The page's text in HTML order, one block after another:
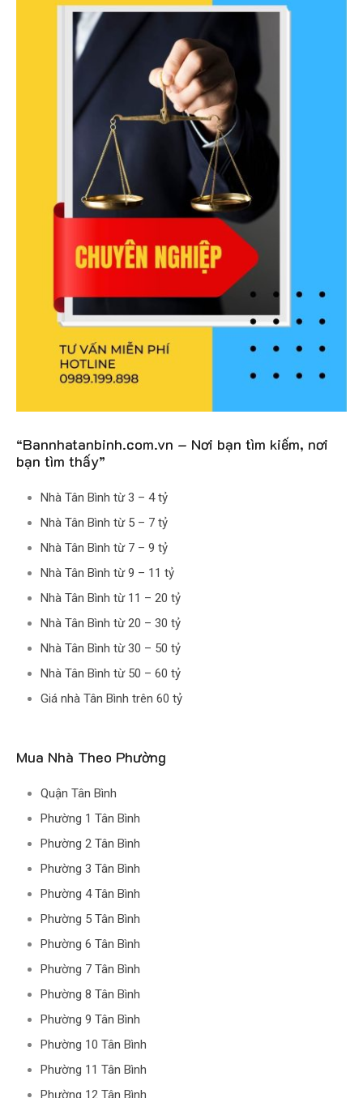
“Bannhatanbinh.com.vn – Nơi bạn tìm kiếm, nơi
bạn tìm thấy”
Nhà Tân Bình từ 3 – 4 tỷ
Nhà Tân Bình từ 5 – 7 tỷ
Nhà Tân Bình từ 7 – 9 tỷ
Nhà Tân Bình từ 9 – 11 tỷ
Nhà Tân Bình từ 11 – 20 tỷ
Nhà Tân Bình từ 20 – 30 tỷ
Nhà Tân Bình từ 30 – 50 tỷ
Nhà Tân Bình từ 50 – 60 tỷ
Giá nhà Tân Bình trên 60 tỷ
Mua Nhà Theo Phường
Quận Tân Bình
Phường 1 Tân Bình
Phường 2 Tân Bình
Phường 3 Tân Bình
Phường 4 Tân Bình
Phường 5 Tân Bình
Phường 6 Tân Bình
Phường 7 Tân Bình
Phường 8 Tân Bình
Phường 9 Tân Bình
Phường 10 Tân Bình
Phường 11 Tân Bình
Phường 12 Tân Bình